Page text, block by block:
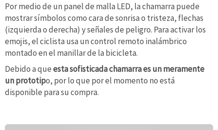
Por medio de un panel de malla LED, la chamarra puede
mostrar símbolos como cara de sonrisa o tristeza, flechas
(izquierda o derecha) y señales de peligro. Para activar los
emojis, el ciclista usa un control remoto inalámbrico
montado en el manillar de la bicicleta.
Debido a queesta sofisticada chamarra es un meramente
un prototipo, por lo que por el momento no está
disponible para su compra.